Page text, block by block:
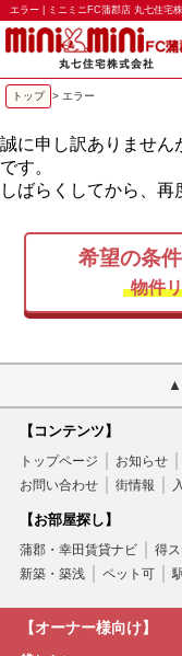
エラー | ミニミニFC蒲郡店 丸七住宅
トップ > エラー
誠に申し訳ありません
です。
しばらくしてから、再
希望の条
物件
【コンテンツ】
トップページ お知らせ
お問い合わせ
街情報
【お部屋探し】
蒲郡・幸田賃貸ナビ 得
新築・築浅
ペット可
【オーナー様向け】